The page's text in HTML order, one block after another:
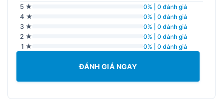
5 ★ 0% | 0 đánh giá
4 ★ 0% | 0 đánh giá
3 ★ 0% | 0 đánh giá
2 ★ 0% | 0 đánh giá
1 ★ 0% | 0 đánh giá
ĐÁNH GIÁ NGAY